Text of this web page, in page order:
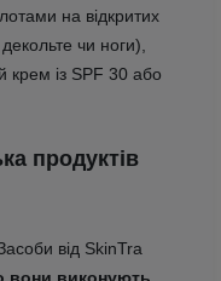
на відкритих
чи ноги),
крем із SPF 30 або
продуктів
від SkinTra
вони виконують